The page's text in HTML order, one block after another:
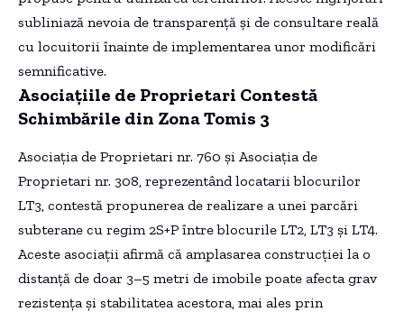
subliniază nevoia de transparență și de consultare reală
cu locuitorii înainte de implementarea unor modificări
semnificative.
Asociațiile de Proprietari Contestă
Schimbările din Zona Tomis 3
Asociația de Proprietari nr. 760 și Asociația de
Proprietari nr. 308, reprezentând locatarii blocurilor
LT3, contestă propunerea de realizare a unei parcări
subterane cu regim 2S+P între blocurile LT2, LT3 și LT4.
Aceste asociații afirmă că amplasarea construcției la o
distanță de doar 3–5 metri de imobile poate afecta grav
rezistența și stabilitatea acestora, mai ales prin